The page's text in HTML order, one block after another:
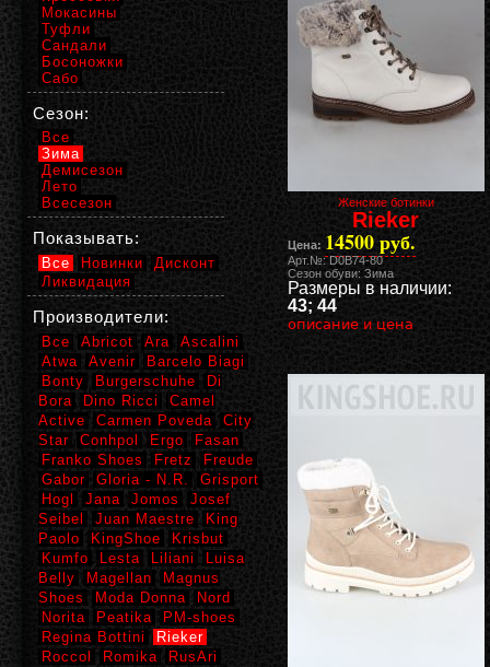
Женские ботинки
Rieker
Цена: 14500 руб.
Арт.№: D0B74-80
Сезон обуви: Зима
Размеры в наличии:
43; 44
описание и цена
Мокасины
Туфли
Сандали
Босоножки
Сабо
Сезон:
Все
Зима
Демисезон
Лето
Всесезон
Показывать:
Все Новинки
Дисконт
Ликвидация
Производители:
Все Abricot Ara
Ascalini
Atwa
Avenir
Barcelo Biagi
Bonty
Burgerschuhe
Di
Bora
Dino Ricci
Camel
Active
Carmen Poveda
City
Star
Conhpol Ergo
Fasan
Franko Shoes
Fretz
Freude
Gabor
Gloria - N.R.
Grisport
Hogl
Jana Jomos
Josef
Seibel
Juan Maestre
King
Paolo
KingShoe
Krisbut
Kumfo
Lesta Liliani
Luisa
Belly
Magellan
Magnus
Shoes
Moda Donna
Nord
Norita
Peatika
PM-shoes
Regina Bottini
Rieker
Roccol
Romika
RusAri